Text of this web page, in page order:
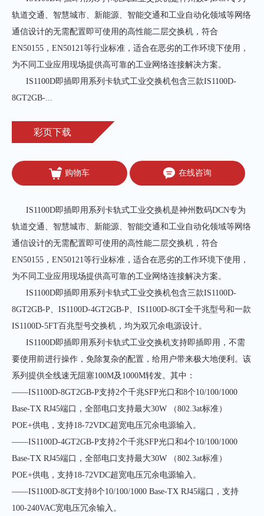
轨道交通、智慧城市、新能源、智能交通和工业自动化领域等网络
通信设计的无需配置即可使用的高性能二层交换机，符合
EN50155，EN50121等行业标准，适合在恶劣的工作环境下使用，
为不同工业应用现场提供高可靠的工业网络连接解决方案。
8GT2GB-...
彩页下载
购物车 在线咨询
IS1100D即插即用系列卡轨式工业交换机是神州数码DCN专为
轨道交通、智慧城市、新能源、智能交通和工业自动化领域等网络
通信设计的无需配置即可使用的高性能二层交换机，符合
EN50155，EN50121等行业标准，适合在恶劣的工作环境下使用，
为不同工业应用现场提供高可靠的工业网络连接解决方案。
IS1100D即插即用系列卡轨式工业交换机包含三款IS1100D-
8GT2GB-P、IS1100D-4GT2GB-P、IS1100D-8GT全千兆型号和一款
IS1100D-5FT百兆型号交换机，均为双冗余电源设计。
IS1100D即插即用系列卡轨式工业交换机支持即插即用，不需
要使用前进行操作，免除复杂的配置，给用户带来极大地便利。该
系列提供全线速无阻塞100M及1000M转发。其中：
——IS1100D-8GT2GB-P支持2个千兆SFP光口和8个10/100/1000
Base-TX RJ45端口，全部电口支持最大30W （802.3at标准）
POE+供电，支持18-72VDC超宽电压冗余电源输入。
——IS1100D-4GT2GB-P支持2个千兆SFP光口和4个10/100/1000
Base-TX RJ45端口，全部电口支持最大30W （802.3at标准）
POE+供电，支持18-72VDC超宽电压冗余电源输入。
——IS1100D-8GT支持8个10/100/1000 Base-TX RJ45端口，支持
100-240VAC宽电压冗余输入。